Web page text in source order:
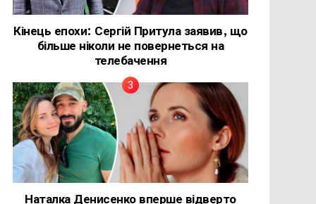
Кінець епохи: Сергій Притула заявив, що
більше ніколи не повернеться на
телебачення
Наталка Денисенко вперше відверто